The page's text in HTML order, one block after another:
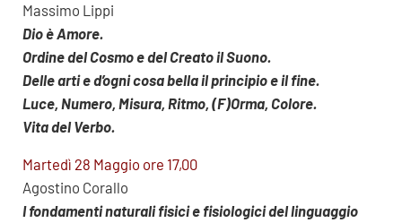
Massimo Lippi
Dio è Amore.
Ordine del Cosmo e del Creato il Suono.
Delle arti e d’ogni cosa bella il principio e il fine.
Luce, Numero, Misura, Ritmo, (F)Orma, Colore.
Vita del Verbo.
Martedì 28 Maggio ore 17,00
Agostino Corallo
I fondamenti naturali fisici e fisiologici del linguaggio